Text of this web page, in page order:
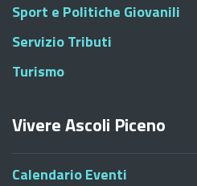
Sport e Politiche Giovanili
Servizio Tributi
Turismo
Vivere Ascoli Piceno
Calendario Eventi